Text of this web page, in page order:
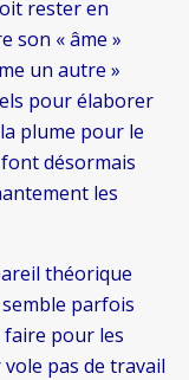
rester en
son « âme »
un autre »
pour élaborer
plume pour le
désormais
les
théorique
parfois
pour les
vole pas de travail